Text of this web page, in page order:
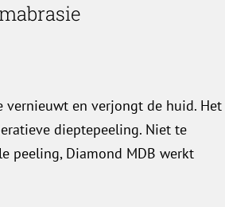
vernieuwt en verjongt de huid. Het
dieptepeeling. Niet te
peeling, Diamond MDB werkt